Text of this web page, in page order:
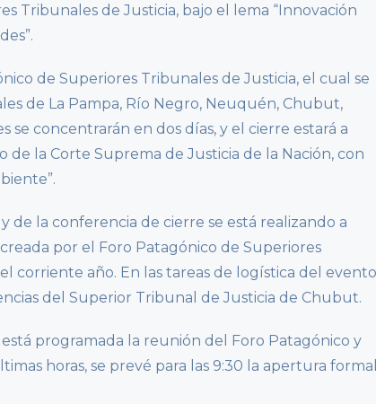
Tribunales de Justicia, bajo el lema “Innovación
de Superiores Tribunales de Justicia, el cual se
de La Pampa, Río Negro, Neuquén, Chubut,
se concentrarán en dos días, y el cierre estará a
de la Corte Suprema de Justicia de la Nación, con
de la conferencia de cierre se está realizando a
por el Foro Patagónico de Superiores
corriente año. En las tareas de logística del evento
del Superior Tribunal de Justicia de Chubut.
programada la reunión del Foro Patagónico y
horas, se prevé para las 9:30 la apertura